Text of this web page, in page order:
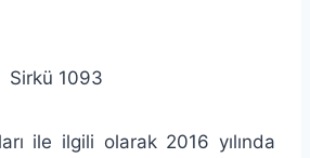
1093
ile ilgili olarak 2016 yılında